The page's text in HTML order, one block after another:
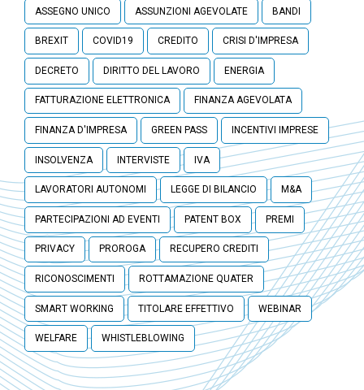
ASSEGNO UNICO ASSUNZIONI AGEVOLATE BANDI
BREXIT COVID19 CREDITO CRISI D'IMPRESA
DECRETO DIRITTO DEL LAVORO ENERGIA
FATTURAZIONE ELETTRONICA FINANZA AGEVOLATA
FINANZA D'IMPRESA GREEN PASS INCENTIVI IMPRESE
INSOLVENZA INTERVISTE IVA
LAVORATORI AUTONOMI LEGGE DI BILANCIO M&A
PARTECIPAZIONI AD EVENTI PATENT BOX PREMI
PRIVACY PROROGA RECUPERO CREDITI
RICONOSCIMENTI ROTTAMAZIONE QUATER
SMART WORKING TITOLARE EFFETTIVO WEBINAR
WELFARE WHISTLEBLOWING